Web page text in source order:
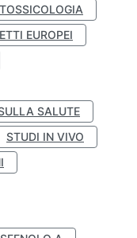
TOSSICOLOGIA
EUROPEI
SALUTE
STUDI IN VIVO